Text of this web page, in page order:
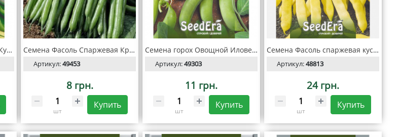
Семена Фасоль Спаржевая Кустовая Приусадебная Универсальная, 20 г, Seedera Семена Фасоль Спаржевая Крокет, 20 шт, Seedera Profi
Артикул:49453
8 грн.
шт
Купить
Семена горох Овощной Иловецкий 20 г, Seedera
Артикул:49303
11 грн.
шт
Купить
Семена Фасоль спаржевая кустовая Супернано 10 гр, Seedera
Артикул:48813
24 грн.
шт
Купить